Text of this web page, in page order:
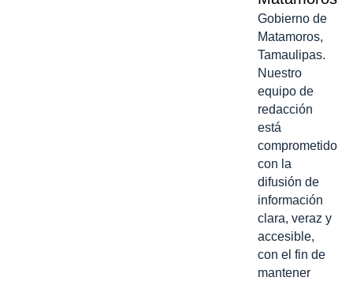
Gobierno de
Matamoros,
Tamaulipas.
Nuestro
equipo de
redacción
está
comprometido
con la
difusión de
información
clara, veraz y
accesible,
con el fin de
mantener